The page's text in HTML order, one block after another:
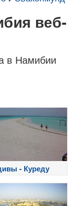
веб-
в Намибии
- Куреду